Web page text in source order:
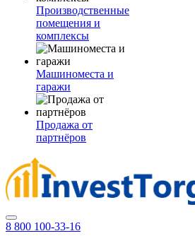
Производственные
помещения и
комплексы
Машиноместа и
гаражи
Продажа от
партнёров
8 800 100-33-16